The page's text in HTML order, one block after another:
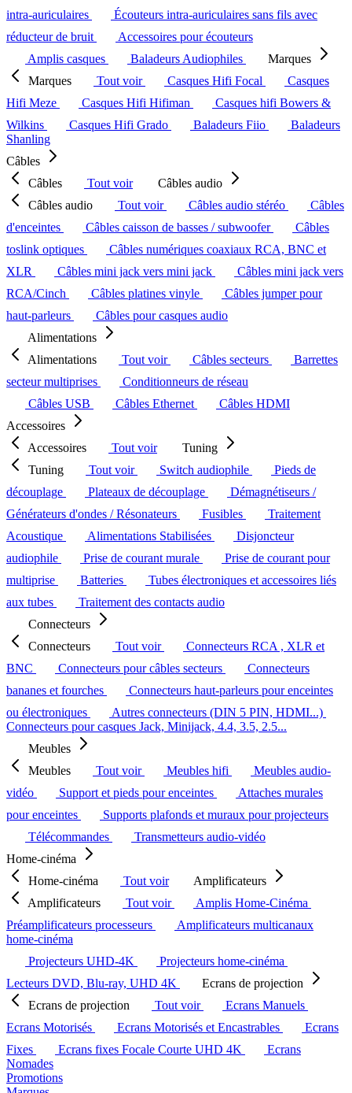
intra-auriculaires
Écouteurs intra-auriculaires sans fils avec
réducteur de bruit
Accessoires pour écouteurs
Amplis casques
Baladeurs Audiophiles
Marques
Marques
Tout voir Casques Hifi Focal
Casques
Hifi Meze
Casques Hifi Hifiman
Casques hifi Bowers &
Wilkins
Casques Hifi Grado Baladeurs Fiio
Baladeurs
Shanling
Câbles
Câbles
Tout voir
Câbles audio
Câbles audio
Tout voir Câbles audio stéréo
Câbles
d'enceintes
Câbles caisson de basses / subwoofer
Câbles
toslink optiques
Câbles numériques coaxiaux RCA, BNC et
XLR
Câbles mini jack vers mini jack
Câbles mini jack vers
RCA/Cinch
Câbles platines vinyle
Câbles jumper pour
haut-parleurs
Câbles pour casques audio
Alimentations
Alimentations
Tout voir Câbles secteurs
Barrettes
secteur multiprises
Conditionneurs de réseau
Câbles USB
Câbles Ethernet
Câbles HDMI
Accessoires
Accessoires
Tout voir
Tuning
Tuning
Tout voir Switch audiophile
Pieds de
découplage
Plateaux de découplage
Démagnétiseurs /
Générateurs d'ondes / Résonateurs
Fusibles
Traitement
Acoustique
Alimentations Stabilisées
Disjoncteur
audiophile
Prise de courant murale
Prise de courant pour
multiprise
Batteries
Tubes électroniques et accessoires liés
aux tubes
Traitement des contacts audio
Connecteurs
Connecteurs
Tout voir
Connecteurs RCA , XLR et
BNC
Connecteurs pour câbles secteurs
Connecteurs
bananes et fourches
Connecteurs haut-parleurs pour enceintes
ou électroniques
Autres connecteurs (DIN 5 PIN, HDMI...)
Connecteurs pour casques Jack, Minijack, 4.4, 3.5, 2.5...
Meubles
Meubles
Tout voir Meubles hifi
Meubles audio-
vidéo
Support et pieds pour enceintes
Attaches murales
pour enceintes
Supports plafonds et muraux pour projecteurs
Télécommandes
Transmetteurs audio-vidéo
Home-cinéma
Home-cinéma
Tout voir
Amplificateurs
Amplificateurs
Tout voir
Amplis Home-Cinéma
Préamplificateurs processeurs
Amplificateurs multicanaux
home-cinéma
Projecteurs UHD-4K
Projecteurs home-cinéma
Lecteurs DVD, Blu-ray, UHD 4K
Ecrans de projection
Ecrans de projection
Tout voir
Ecrans Manuels
Ecrans Motorisés
Ecrans Motorisés et Encastrables
Ecrans
Fixes
Ecrans fixes Focale Courte UHD 4K
Ecrans
Nomades
Promotions